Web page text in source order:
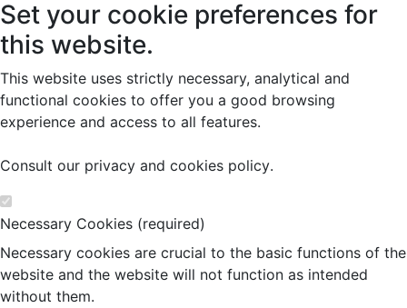
Set your cookie preferences for
this website.
This website uses strictly necessary, analytical and
functional cookies to offer you a good browsing
experience and access to all features.
Consult our privacy and cookies policy.
Necessary Cookies (required)
Necessary cookies are crucial to the basic functions of the
website and the website will not function as intended
without them.